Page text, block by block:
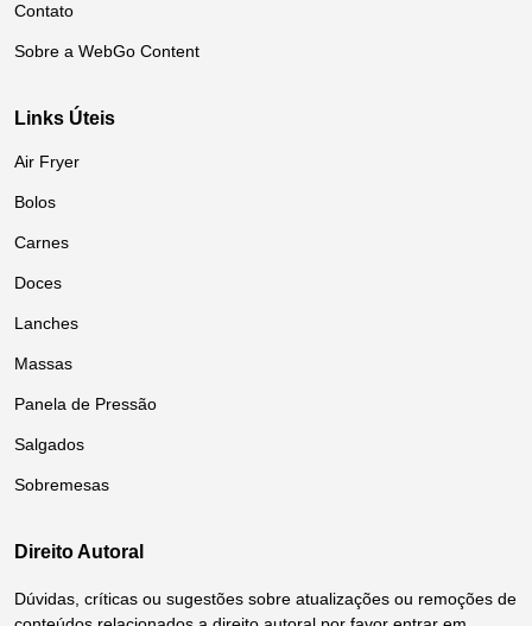
Contato
Sobre a WebGo Content
Links Úteis
Air Fryer
Bolos
Carnes
Doces
Lanches
Massas
Panela de Pressão
Salgados
Sobremesas
Direito Autoral
Dúvidas, críticas ou sugestões sobre atualizações ou remoções de